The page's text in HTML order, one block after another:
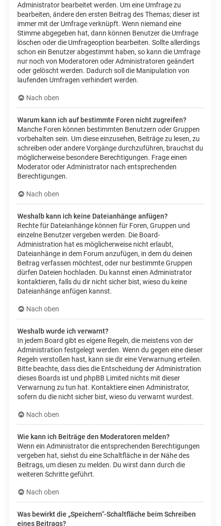
Administrator bearbeitet werden. Um eine Umfrage zu
bearbeiten, ändere den ersten Beitrag des Themas; dieser ist
immer mit der Umfrage verknüpft. Wenn niemand eine
Stimme abgegeben hat, dann können Benutzer die Umfrage
löschen oder die Umfrageoption bearbeiten. Sollte allerdings
schon ein Benutzer abgestimmt haben, so kann die Umfrage
nur noch von Moderatoren oder Administratoren geändert
oder gelöscht werden. Dadurch soll die Manipulation von
laufenden Umfragen verhindert werden.
Nach oben
Warum kann ich auf bestimmte Foren nicht zugreifen?
Manche Foren können bestimmten Benutzern oder Gruppen
vorbehalten sein. Um diese einzusehen, Beiträge zu lesen, zu
schreiben oder andere Vorgänge durchzuführen, brauchst du
möglicherweise besondere Berechtigungen. Frage einen
Moderator oder Administrator nach entsprechenden
Berechtigungen.
Nach oben
Weshalb kann ich keine Dateianhänge anfügen?
Rechte für Dateianhänge können für Foren, Gruppen und
einzelne Benutzer vergeben werden. Die Board-
Administration hat es möglicherweise nicht erlaubt,
Dateianhänge in dem Forum anzufügen, in dem du deinen
Beitrag verfassen möchtest, oder nur bestimmte Gruppen
dürfen Dateien hochladen. Du kannst einen Administrator
kontaktieren, falls du dir nicht sicher bist, wieso du keine
Dateianhänge anfügen kannst.
Nach oben
Weshalb wurde ich verwarnt?
In jedem Board gibt es eigene Regeln, die meistens von der
Administration festgelegt werden. Wenn du gegen eine dieser
Regeln verstoßen hast, kann sie dir eine Verwarnung erteilen.
Bitte beachte, dass dies die Entscheidung der Administration
dieses Boards ist und phpBB Limited nichts mit dieser
Verwarnung zu tun hat. Kontaktiere einen Administrator,
sofern du die nicht sicher bist, wieso du verwarnt wurdest.
Nach oben
Wie kann ich Beiträge den Moderatoren melden?
Wenn ein Administrator die entsprechenden Berechtigungen
vergeben hat, siehst du eine Schaltfläche in der Nähe des
Beitrags, um diesen zu melden. Du wirst dann durch die
weiteren Schritte geführt.
Nach oben
Was bewirkt die „Speichern“-Schaltfläche beim Schreiben
eines Beitrags?